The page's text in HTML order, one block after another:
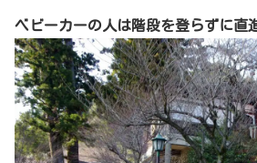
ベビーカーの人は階段を登らずに直